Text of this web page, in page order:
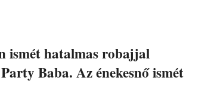
ismét hatalmas robajjal
Baba. Az énekesnő ismét